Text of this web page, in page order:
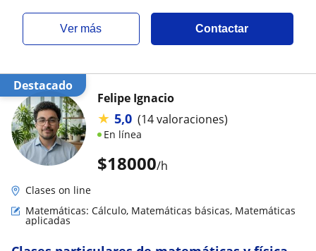
ver más Contactar
Destacado
$18000/h
Felipe Ignacio
★ 5,0 (14 valoraciones)
En línea
Clases on line
Matemáticas: Cálculo, Matemáticas básicas, Matemáticas
aplicadas